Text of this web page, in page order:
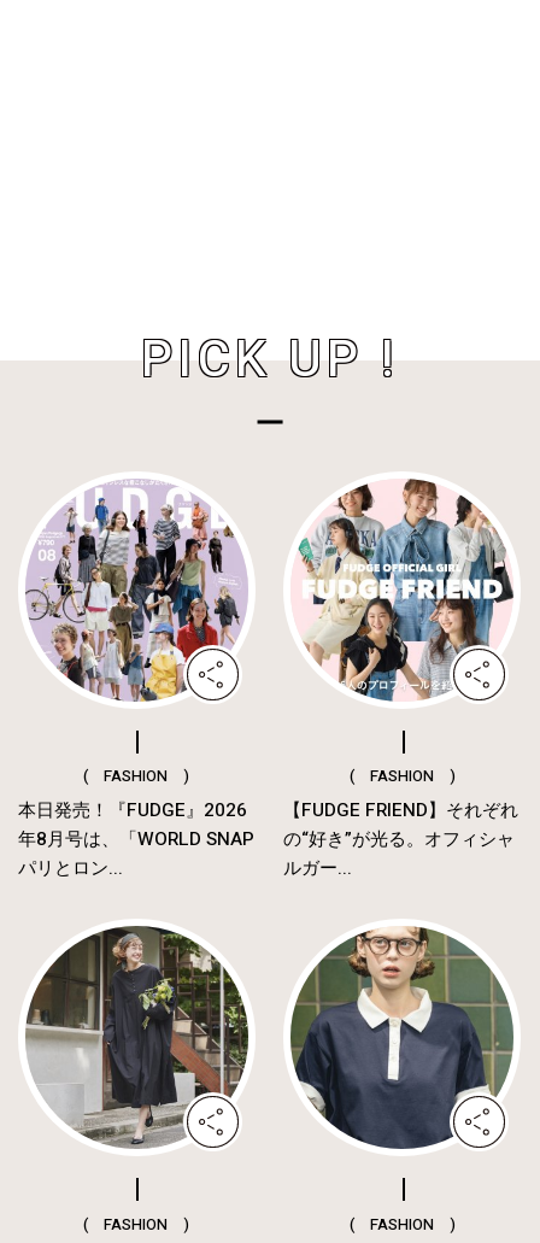
PICK UP !
( FASHION )
本日発売！『FUDGE』2026
年8月号は、「WORLD SNAP
パリとロン...
( FASHION )
【FUDGE FRIEND】それぞれ
の“好き”が光る。オフィシャ
ルガー...
( FASHION ) ( FASHION )